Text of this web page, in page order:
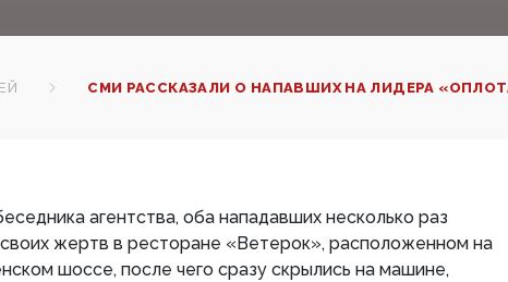
СМИ РАССКАЗАЛИ О НАПАВШИХ НА ЛИДЕРА
агентства, оба нападавших несколько раз
жертв в ресторане «Ветерок», расположенном на
шоссе, после чего сразу скрылись на машине,